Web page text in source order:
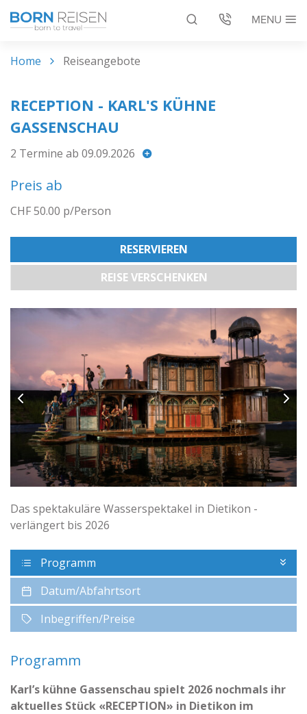
MENU
Reiseangebote
Bus mieten
Über uns
Home Reiseangebote
RECEPTION - KARL'S KÜHNE
GASSENSCHAU
2 Termine ab 09.09.2026
Preis ab
CHF 50.00 p/Person
RESERVIEREN
REISE VERSCHENKEN
Das spektakuläre Wasserspektakel in Dietikon -
verlängert bis 2026
Programm
Datum/Abfahrtsort
Inbegriffen/Preise
Programm
Karl’s kühne Gassenschau spielt 2026 nochmals ihr
aktuelles Stück «RECEPTION» in Dietikon im